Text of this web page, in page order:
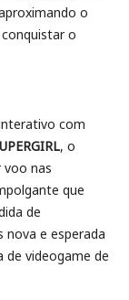
o
o
com
, o
voo nas
que
de
nova e esperada
de videogame de